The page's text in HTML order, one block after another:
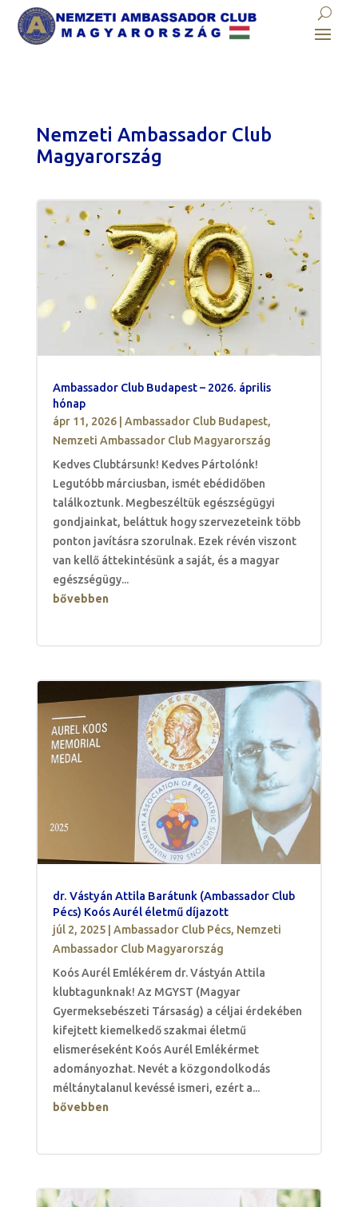
Nemzeti Ambassador Club
Magyarország
Ambassador Club Budapest – 2026. április
hónap
ápr 11, 2026| Ambassador Club Budapest,
Nemzeti Ambassador Club Magyarország
Kedves Clubtársunk! Kedves Pártolónk!
Legutóbb márciusban, ismét ebédidőben
találkoztunk. Megbeszéltük egészségügyi
gondjainkat, beláttuk hogy szervezeteink több
ponton javításra szorulnak. Ezek révén viszont
van kellő áttekintésünk a saját, és a magyar
egészségügy...
bővebben
dr. Vástyán Attila Barátunk (Ambassador Club
Pécs) Koós Aurél életmű díjazott
júl 2, 2025| Ambassador Club Pécs, Nemzeti
Ambassador Club Magyarország
Koós Aurél Emlékérem dr. Vástyán Attila
klubtagunknak! Az MGYST (Magyar
Gyermeksebészeti Társaság) a céljai érdekében
kifejtett kiemelkedő szakmai életmű
elismeréseként Koós Aurél Emlékérmet
adományozhat. Nevét a közgondolkodás
méltánytalanul kevéssé ismeri, ezért a...
bővebben